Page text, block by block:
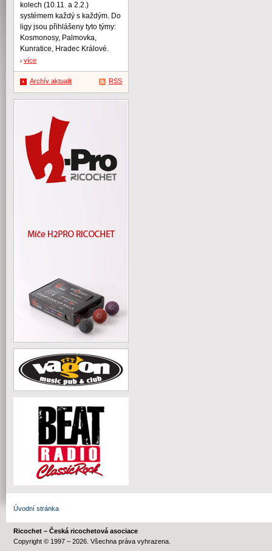
kolech (10.11. a 2.2.)
systémem každý s každým. Do
ligy jsou přihlášeny tyto týmy:
Kosmonosy, Palmovka,
Kunratice, Hradec Králové.
více
Archív aktualit RSS
Úvodní stránka
Ricochet – Česká ricochetová asociace
Copyright © 1997 – 2026. Všechna práva vyhrazena.